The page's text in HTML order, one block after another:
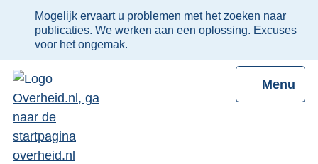
Ter
informatie:
Mogelijk ervaart u problemen met het zoeken naar
publicaties. We werken aan een oplossing. Excuses
voor het ongemak.
Menu